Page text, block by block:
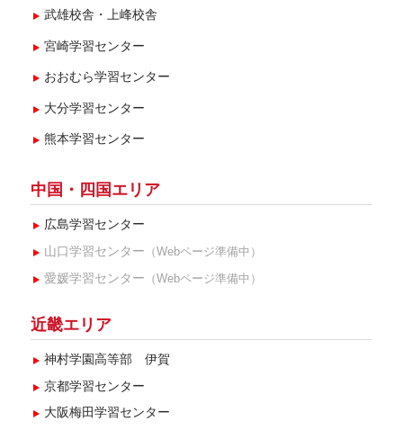
武雄校舎・上峰校舎
宮崎学習センター
おおむら学習センター
大分学習センター
熊本学習センター
中国・四国エリア
広島学習センター
山口学習センター （Webページ準備中）
愛媛学習センター （Webページ準備中）
近畿エリア
神村学園高等部 伊賀
京都学習センター
大阪梅田学習センター